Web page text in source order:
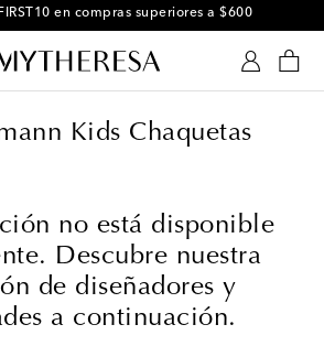
en compras superiores a $600
Kids Chaquetas
no está disponible
Descubre nuestra
de diseñadores y
a continuación.